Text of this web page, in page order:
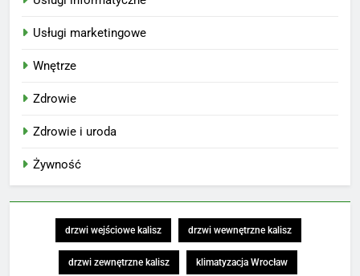
Usługi marketingowe
Wnętrze
Zdrowie
Zdrowie i uroda
Żywność
drzwi wejściowe kalisz drzwi wewnętrzne kalisz
drzwi zewnętrzne kalisz klimatyzacja Wrocław